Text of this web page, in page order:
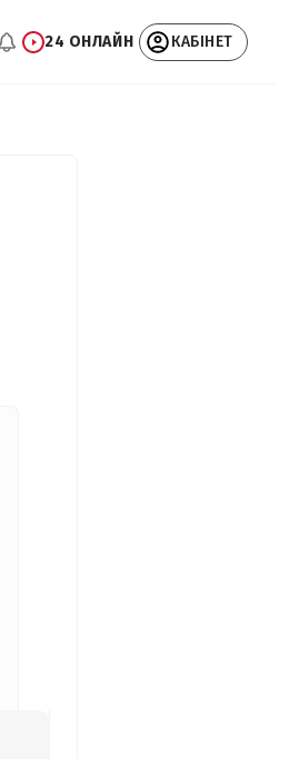
24 ОНЛАЙН КАБІНЕТ